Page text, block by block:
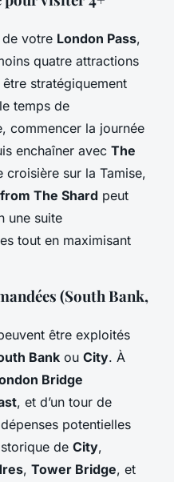
votre London Pass,
quatre attractions
stratégiquement
temps de
commencer la journée
enchaîner avec The
croisière sur la Tamise,
The Shard peut
une suite
tout en maximisant
(South Bank,
être exploités
Bank ou City. À
Bridge
, et d’un tour de
potentielles
de City,
, Tower Bridge, et